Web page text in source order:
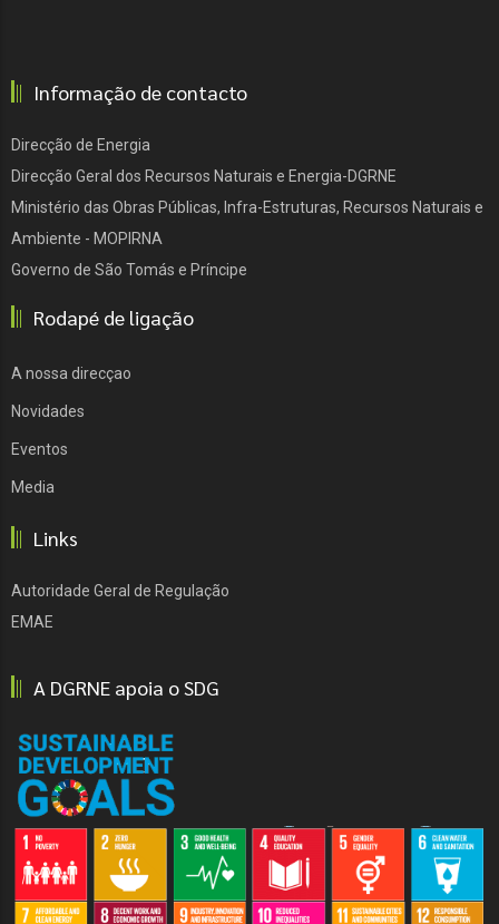
Informação de contacto
Direcção de Energia
Direcção Geral dos Recursos Naturais e Energia-DGRNE
Ministério das Obras Públicas, Infra-Estruturas, Recursos Naturais e
Ambiente - MOPIRNA
Governo de São Tomás e Príncipe
Rodapé de ligação
A nossa direcçao
Novidades
Eventos
Media
Links
Autoridade Geral de Regulação
EMAE
A DGRNE apoia o SDG